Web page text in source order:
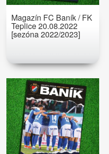
Magazín FC Baník / FK
Teplice 20.08.2022
[sezóna 2022/2023]